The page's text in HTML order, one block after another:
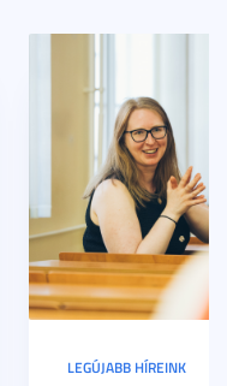
LEGÚJABB HÍREINK